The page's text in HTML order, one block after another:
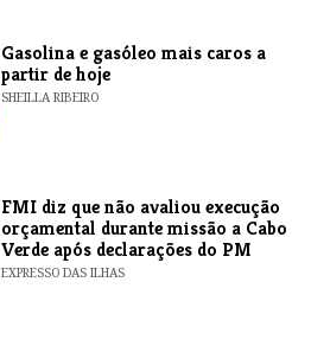
Gasolina e gasóleo mais caros a
partir de hoje
SHEILLA RIBEIRO
FMI diz que não avaliou execução
orçamental durante missão a Cabo
Verde após declarações do PM
EXPRESSO DAS ILHAS